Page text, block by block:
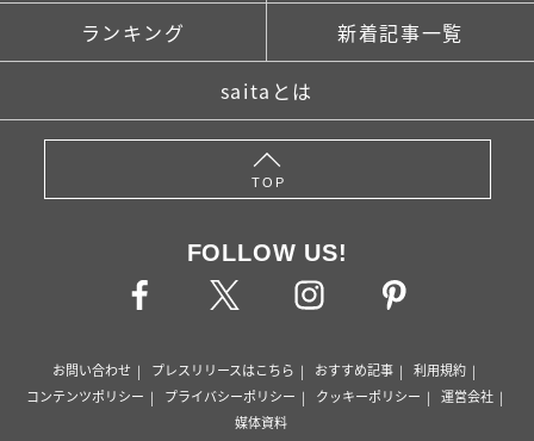
ランキング 新着記事一覧
saitaとは
TOP
FOLLOW US!
お問い合わせ プレスリリースはこちら おすすめ記事
利用規約
コンテンツポリシー
プライバシーポリシー クッキーポリシー
運営会社
媒体資料